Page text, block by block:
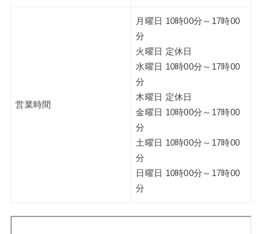
営業時間
月曜日 10時00分～17時00
分
火曜日 定休日
水曜日 10時00分～17時00
分
木曜日 定休日
金曜日 10時00分～17時00
分
土曜日 10時00分～17時00
分
日曜日 10時00分～17時00
分